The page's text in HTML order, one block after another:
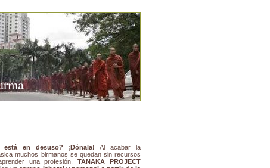
está en desuso? ¡Dónala!
Al acabar la
muchos birmanos se quedan sin recursos
una profesión.TANAKA PROJECT